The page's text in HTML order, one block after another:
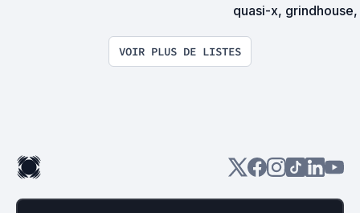
quasi-x,
VOIR PLUS DE LISTES